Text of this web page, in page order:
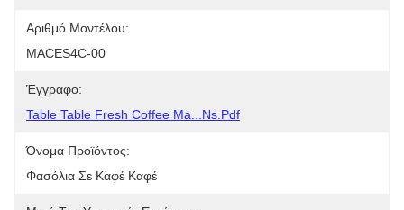
Αριθμό Μοντέλου:
MACES4C-00
Έγγραφο:
Table Table Fresh Coffee Ma...ns.pdf
Όνομα Προϊόντος:
Φασόλια Σε Καφέ Καφέ